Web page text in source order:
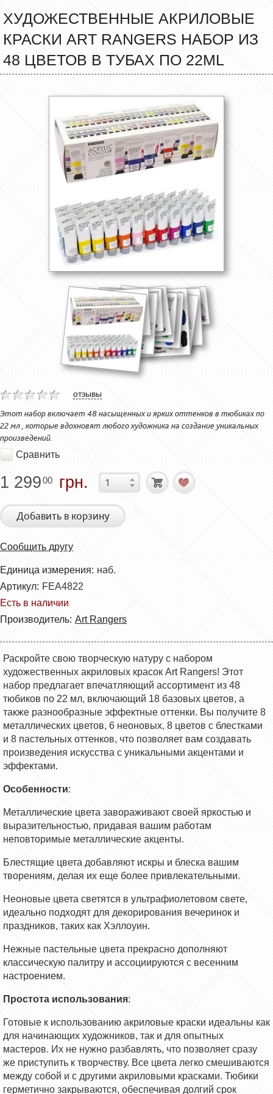
ХУДОЖЕСТВЕННЫЕ АКРИЛОВЫЕ
КРАСКИ ART RANGERS НАБОР ИЗ
48 ЦВЕТОВ В ТУБАХ ПО 22ML
отзывы
Этот набор включает 48 насыщенных и ярких оттенков в тюбиках по
22 мл , которые вдохновят любого художника на создание уникальных
произведений.
Сравнить
1 29900 грн.
Добавить в корзину
Сообщить другу
Единица измерения: наб.
Артикул: FEA4822
Есть в наличии
Производитель: Art Rangers
Раскройте свою творческую натуру с набором
художественных акриловых красок Art Rangers! Этот
набор предлагает впечатляющий ассортимент из 48
тюбиков по 22 мл, включающий 18 базовых цветов, а
также разнообразные эффектные оттенки. Вы получите 8
металлических цветов, 6 неоновых, 8 цветов с блестками
и 8 пастельных оттенков, что позволяет вам создавать
произведения искусства с уникальными акцентами и
эффектами.
Особенности:
Металлические цвета завораживают своей яркостью и
выразительностью, придавая вашим работам
неповторимые металлические акценты.
Блестящие цвета добавляют искры и блеска вашим
творениям, делая их еще более привлекательными.
Неоновые цвета светятся в ультрафиолетовом свете,
идеально подходят для декорирования вечеринок и
праздников, таких как Хэллоуин.
Нежные пастельные цвета прекрасно дополняют
классическую палитру и ассоциируются с весенним
настроением.
Простота использования:
Готовые к использованию акриловые краски идеальны как
для начинающих художников, так и для опытных
мастеров. Их не нужно разбавлять, что позволяет сразу
же приступить к творчеству. Все цвета легко смешиваются
между собой и с другими акриловыми красками. Тюбики
герметично закрываются, обеспечивая долгий срок